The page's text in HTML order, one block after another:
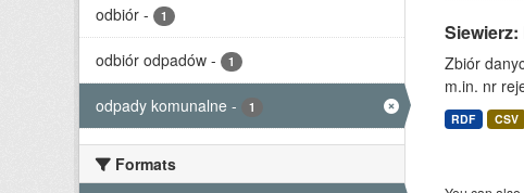
odbiór - 1
odbiór odpadów - 1
odpady komunalne - 1
Formats
Zbiór
m.in. nr
RDF CSV